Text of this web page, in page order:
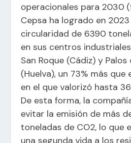
operacionales para 2030
Cepsa ha logrado en
circularidad de 6390
en sus centros
San Roque (Cádiz) y
(Huelva), un 73% más que
en el que valorizó hasta
De esta forma, la
evitar la emisión de más
toneladas de CO2, lo que
una segunda vida a los